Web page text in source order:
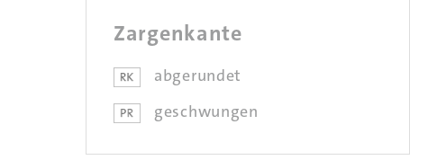
Zargenkante
abgerundet
geschwungen